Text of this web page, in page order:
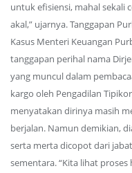
untuk efisiensi, mahal sekali
akal,” ujarnya. Tanggapan
Kasus Menteri Keuangan
tanggapan perihal nama
yang muncul dalam
kargo oleh Pengadilan
menyatakan dirinya masih
berjalan. Namun demikian,
serta merta dicopot dari
sementara. “Kita lihat